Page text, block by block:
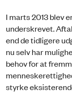
I marts 2013 blev
underskrevet.
end de tidligere
nu selv har
behov for at
styrke